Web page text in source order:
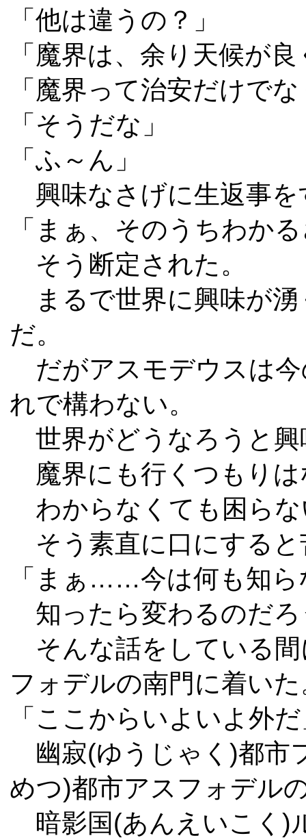
「他は違うの？」
「魔界は、余り天候が
「魔界って治安だけで
「そうだな」
「ふ～ん」
興味なさげに生返事を
「まぁ、そのうちわか
そう断定された。
まるで世界に興味が湧
だ。
だがアスモデウスは
れで構わない。
世界がどうなろうと興
魔界にも行くつもりは
わからなくても困らな
そう素直に口にすると
「まぁ……今は何も知ら
知ったら変わるのだろ
そんな話をしている間
フォデルの南門に着い
「ここからいよいよ外
幽寂(ゆうじゃく)都市
めつ)都市アスフォデル
暗影国(あんえいこく)